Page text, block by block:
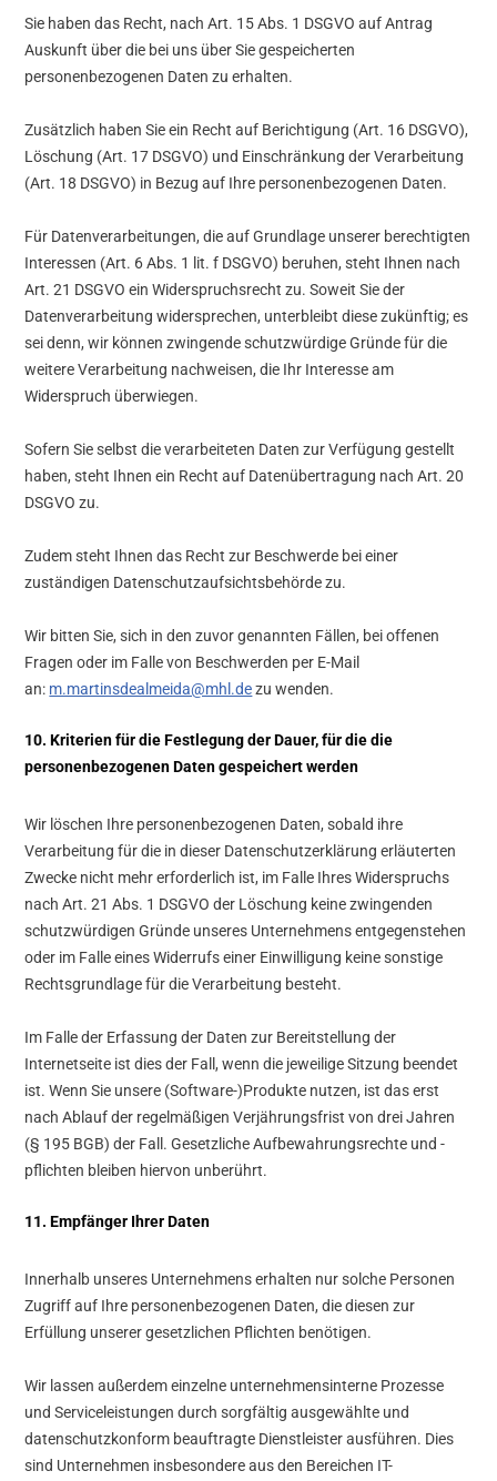
Sie haben das Recht, nach Art. 15 Abs. 1 DSGVO auf Antrag
Auskunft über die bei uns über Sie gespeicherten
personenbezogenen Daten zu erhalten.
Zusätzlich haben Sie ein Recht auf Berichtigung (Art. 16 DSGVO),
Löschung (Art. 17 DSGVO) und Einschränkung der Verarbeitung
(Art. 18 DSGVO) in Bezug auf Ihre personenbezogenen Daten.
Für Datenverarbeitungen, die auf Grundlage unserer berechtigten
Interessen (Art. 6 Abs. 1 lit. f DSGVO) beruhen, steht Ihnen nach
Art. 21 DSGVO ein Widerspruchsrecht zu. Soweit Sie der
Datenverarbeitung widersprechen, unterbleibt diese zukünftig; es
sei denn, wir können zwingende schutzwürdige Gründe für die
weitere Verarbeitung nachweisen, die Ihr Interesse am
Widerspruch überwiegen.
Sofern Sie selbst die verarbeiteten Daten zur Verfügung gestellt
haben, steht Ihnen ein Recht auf Datenübertragung nach Art. 20
DSGVO zu.
Zudem steht Ihnen das Recht zur Beschwerde bei einer
zuständigen Datenschutzaufsichtsbehörde zu.
Wir bitten Sie, sich in den zuvor genannten Fällen, bei offenen
Fragen oder im Falle von Beschwerden per E-Mail
an: m.martinsdealmeida@mhl.dezu wenden.
10. Kriterien für die Festlegung der Dauer, für die die
personenbezogenen Daten gespeichert werden
Wir löschen Ihre personenbezogenen Daten, sobald ihre
Verarbeitung für die in dieser Datenschutzerklärung erläuterten
Zwecke nicht mehr erforderlich ist, im Falle Ihres Widerspruchs
nach Art. 21 Abs. 1 DSGVO der Löschung keine zwingenden
schutzwürdigen Gründe unseres Unternehmens entgegenstehen
oder im Falle eines Widerrufs einer Einwilligung keine sonstige
Rechtsgrundlage für die Verarbeitung besteht.
Im Falle der Erfassung der Daten zur Bereitstellung der
Internetseite ist dies der Fall, wenn die jeweilige Sitzung beendet
ist. Wenn Sie unsere (Software-)Produkte nutzen, ist das erst
nach Ablauf der regelmäßigen Verjährungsfrist von drei Jahren
(§ 195 BGB) der Fall. Gesetzliche Aufbewahrungsrechte und -
pflichten bleiben hiervon unberührt.
11. Empfänger Ihrer Daten
Innerhalb unseres Unternehmens erhalten nur solche Personen
Zugriff auf Ihre personenbezogenen Daten, die diesen zur
Erfüllung unserer gesetzlichen Pflichten benötigen.
Wir lassen außerdem einzelne unternehmensinterne Prozesse
und Serviceleistungen durch sorgfältig ausgewählte und
datenschutzkonform beauftragte Dienstleister ausführen. Dies
sind Unternehmen insbesondere aus den Bereichen IT-